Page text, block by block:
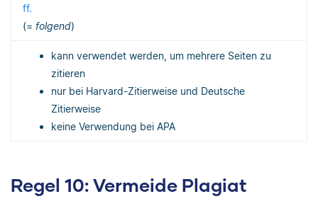
ff.
(= folgend)
kann verwendet werden, um mehrere Seiten zu
zitieren
nur bei Harvard-Zitierweise und Deutsche
Zitierweise
keine Verwendung bei APA
Regel 10: Vermeide Plagiat